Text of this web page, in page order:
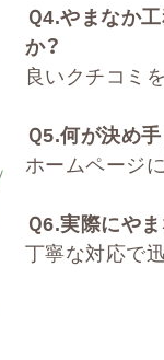
Ｑ4.やまなか
か？
良いクチコミ
Ｑ5.何が決め
ホームページ
Ｑ6.実際にや
丁寧な対応で